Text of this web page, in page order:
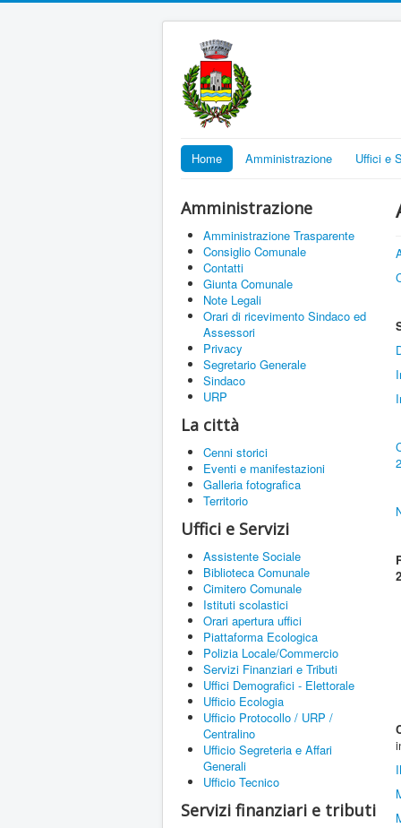
Home Amministrazione Uffici e
Amministrazione
Amministrazione Trasparente
Consiglio Comunale
Contatti
Giunta Comunale
Note Legali
Orari di ricevimento Sindaco ed
Assessori
Privacy
Segretario Generale
Sindaco
URP
La città
Cenni storici
Eventi e manifestazioni
Galleria fotografica
Territorio
Uffici e Servizi
Assistente Sociale
Biblioteca Comunale
Cimitero Comunale
Istituti scolastici
Orari apertura uffici
Piattaforma Ecologica
Polizia Locale/Commercio
Servizi Finanziari e Tributi
Uffici Demografici - Elettorale
Ufficio Ecologia
Ufficio Protocollo / URP /
Centralino
Ufficio Segreteria e Affari
Generali
Ufficio Tecnico
Servizi finanziari e tributi